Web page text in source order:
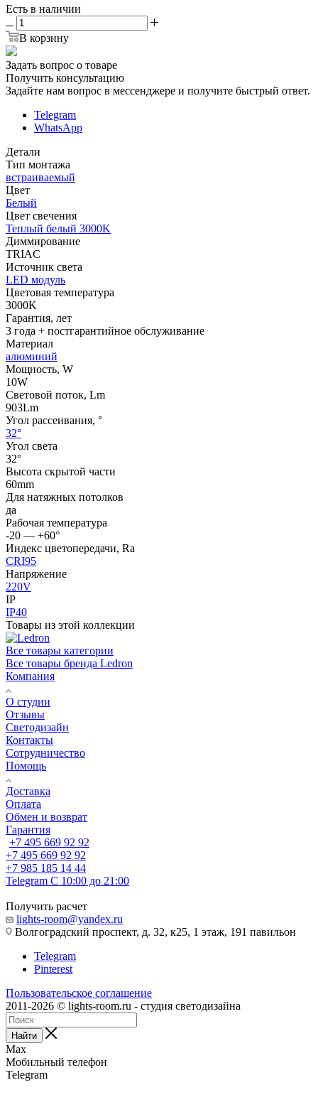
Есть в наличии
В корзину
Задать вопрос о товаре
Получить консультацию
Задайте нам вопрос в мессенджере и получите быстрый ответ.
Telegram
WhatsApp
Детали
Тип монтажа
встраиваемый
Цвет
Белый
Цвет свечения
Теплый белый 3000K
Диммирование
TRIAC
Источник cвета
LED модуль
Цветовая температура
3000K
Гарантия, лет
3 года + постгарантийное обслуживание
Материал
алюминий
Мощность, W
10W
Световой поток, Lm
903Lm
Угол рассеивания, °
32°
Угол света
32°
Высота скрытой части
60mm
Для натяжных потолков
да
Рабочая температура
-20 — +60°
Индекс цветопередачи, Ra
CRI95
Напряжение
220V
IP
IP40
Товары из этой коллекции
Все товары категории
Все товары бренда Ledron
Компания
О студии
Отзывы
Светодизайн
Контакты
Сотрудничество
Помощь
Доставка
Оплата
Обмен и возврат
Гарантия
+7 495 669 92 92
+7 495 669 92 92
+7 985 185 14 44
Telegram С 10:00 до 21:00
Получить расчет
lights-room@yandex.ru
Волгоградский проспект, д. 32, к25, 1 этаж, 191 павильон
Telegram
Pinterest
Пользовательское соглашение
2011-2026 © lights-room.ru - студия светодизайна
Найти
Max
Мобильный телефон
Telegram